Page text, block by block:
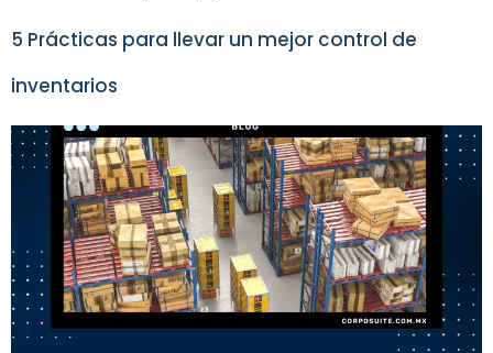
5 Prácticas para llevar un mejor control de
inventarios